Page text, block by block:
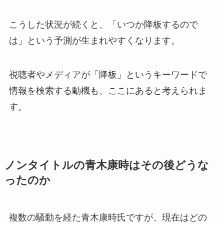
こうした状況が続くと、「いつか降板するので
は」という予測が生まれやすくなります。
視聴者やメディアが「降板」というキーワードで
情報を検索する動機も、ここにあると考えられま
す。
ノンタイトルの青木康時はその後どうな
ったのか
複数の騒動を経た青木康時氏ですが、現在はどの